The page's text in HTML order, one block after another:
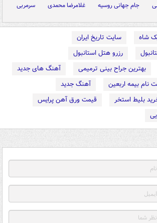
جام جهانی روسیه غلامرضا محمدی سرمربی
شاه
سایت تاریخ ایران
رزرو هتل استانبول
بهترین جراح بینی ترمیمی
آهنگ های جدید
نام بیمه اربعین
آهنگ جدید
بلیط استخر
قیمت ورق آهن پرایس